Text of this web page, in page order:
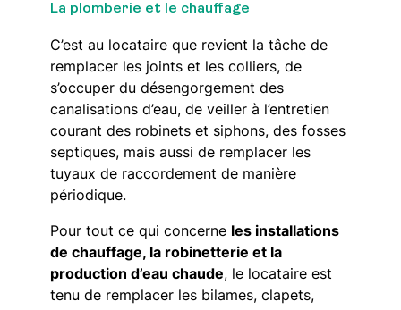
La plomberie et le chauffage
C’est au locataire que revient la tâche de
remplacer les joints et les colliers, de
s’occuper du désengorgement des
canalisations d’eau, de veiller à l’entretien
courant des robinets et siphons, des fosses
septiques, mais aussi de remplacer les
tuyaux de raccordement de manière
périodique.
Pour tout ce qui concerne les installations
de chauffage, la robinetterie et la
production d’eau chaude, le locataire est
tenu de remplacer les bilames, clapets,